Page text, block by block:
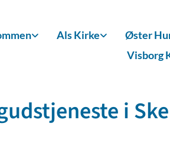
Als Kirke Øster
Visborg
i